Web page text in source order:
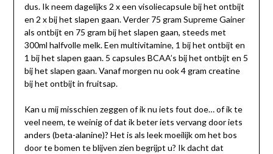
dus. Ik neem dagelijks 2 x een visoliecapsule bij het ontbijt
en 2 x bij het slapen gaan. Verder 75 gram Supreme Gainer
als ontbijt en 75 gram bij het slapen gaan, steeds met
300ml halfvolle melk. Een multivitamine, 1 bij het ontbijt en
1 bij het slapen gaan. 5 capsules BCAA’s bij het ontbijt en 5
bij het slapen gaan. Vanaf morgen nu ook 4 gram creatine
bij het ontbijt in fruitsap.
Kan u mij misschien zeggen of ik nu iets fout doe… of ik te
veel neem, te weinig of dat ik beter iets vervang door iets
anders (beta-alanine)? Het is als leek moeilijk om het bos
door te bomen te blijven zien begrijpt u? Ik dacht dat